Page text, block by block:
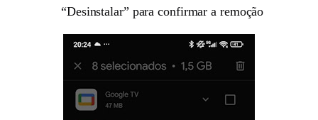
“Desinstalar” para confirmar a remoção